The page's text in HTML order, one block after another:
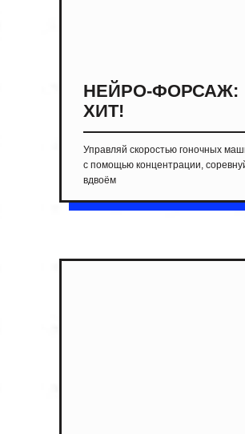
Управляй скоростью гоночных
с помощью концентрации,
вдвоём
НЕЙРО-ФОРСАЖ:
ХИТ!